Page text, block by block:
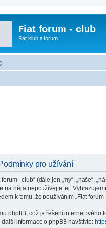
Fiat forum - club
Fiat klub a forum.
pro užívání
- club“ (dále jen „my“, „naše“,
na něj a nepoužívejte jej.
k tomu, že používáním „Fiat forum
phpBB, což je řešení internetového
informace o phpBB navštivte: